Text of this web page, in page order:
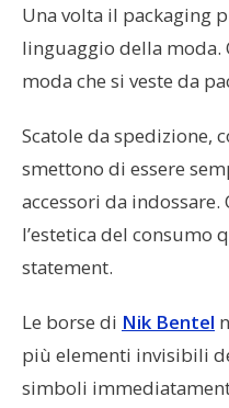
La tua privacy è al sicuro
Una volta il packaging
linguaggio della moda.
moda che si veste da
Scatole da spedizione,
smettono di essere
accessori da
l’estetica del consumo
statement.
Le borse di Nik Bentel
più elementi invisibili
simboli